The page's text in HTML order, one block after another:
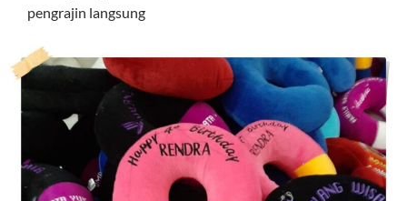
pengrajin langsung